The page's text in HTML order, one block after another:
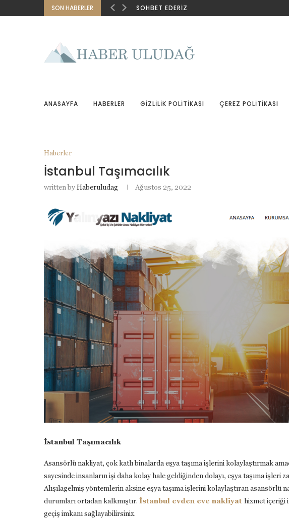
SON HABERLER SOHBET EDERIZ
ANASAYFA HABERLER GIZLILIK POLITIKASI ÇEREZ POLITIKASI
Haberler
İstanbul Taşımacılık
written byHaberuludag Ağustos 25, 2022
İstanbul Taşımacılık
Asansörlü nakliyat, çok katlı binalarda eşya taşıma işlerini kolaylaştırmak
sayesinde insanların işi daha kolay hale geldiğinden dolayı, eşya taşıma işleri
Alışılagelmiş yöntemlerin aksine eşya taşıma işlerini kolaylaştıran asansörlü
durumları ortadan kalkmıştır. İstanbul evden eve nakliyat hizmet içeriği
geçiş imkanı sağlayabilirsiniz.